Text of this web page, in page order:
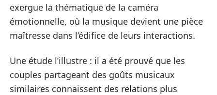
exergue la thématique de la caméra
émotionnelle, où la musique devient une pièce
maîtresse dans l’édifice de leurs interactions.
Une étude l’illustre : il a été prouvé que les
couples partageant des goûts musicaux
similaires connaissent des relations plus